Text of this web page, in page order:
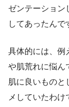
ゼンテーション
してあったんで
具体的には、例
や肌荒れに悩ん
肌に良いものと
メしていたわ